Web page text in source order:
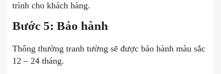
trình cho khách hàng.
Bước 5: Bảo hành
Thông thường tranh tường sẽ được bảo hành màu sắc
12 – 24 tháng.